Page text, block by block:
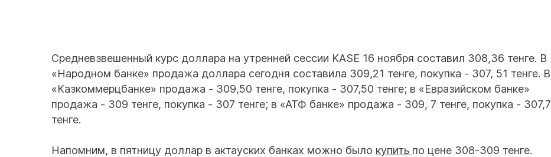
Средневзвешенный курс доллара на утренней сессии KASE 16 ноября составил 308,36 тенге. В
«Народном банке» продажа доллара сегодня составила 309,21 тенге, покупка - 307, 51 тенге. В
«Казкоммерцбанке» продажа - 309,50 тенге, покупка - 307,50 тенге; в «Евразийском банке»
продажа - 309 тенге, покупка - 307 тенге; в «АТФ банке» продажа - 309, 7 тенге, покупка - 307,7
тенге.
Напомним, в пятницу доллар в актауских банках можно было купить по цене 308-309 тенге.